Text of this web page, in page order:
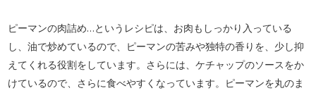
ピーマンの肉詰め…というレシピは、お肉もしっかり入っている
し、油で炒めているので、ピーマンの苦みや独特の香りを、少し抑
えてくれる役割をしています。さらには、ケチャップのソースをか
けているので、さらに食べやすくなっています。ピーマンを丸のま